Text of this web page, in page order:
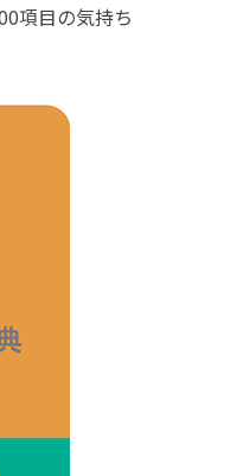
項目の気持ち